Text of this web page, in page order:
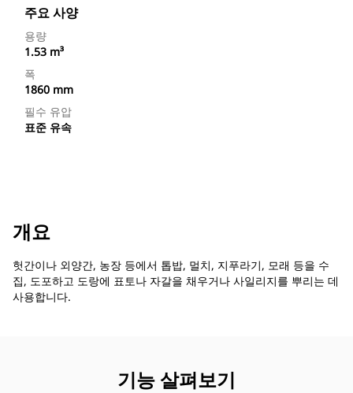
주요 사양
용량
1.53 m³
폭
1860 mm
필수 유압
표준 유속
개요
헛간이나 외양간, 농장 등에서 톱밥, 멀치, 지푸라기, 모래 등을 수
집, 도포하고 도랑에 표토나 자갈을 채우거나 사일리지를 뿌리는 데
사용합니다.
기능 살펴보기